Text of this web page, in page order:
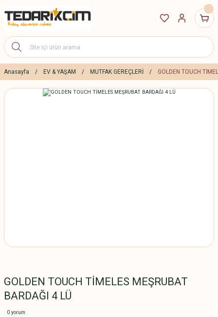
Anasayfa EV & YAŞAM MUTFAK GEREÇLERİ GOLDEN TOUCH
GOLDEN TOUCH TİMELES MEŞRUBAT
BARDAĞI 4 LÜ
0 yorum